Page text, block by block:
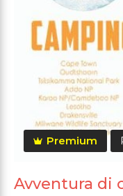
Premium
Avventura di